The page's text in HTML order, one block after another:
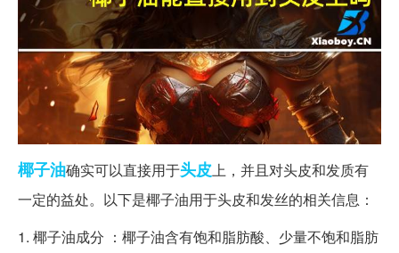
椰子油确实可以直接用于头皮上，并且对头皮和发质有
一定的益处。以下是椰子油用于头皮和发丝的相关信息：
1. 椰子油成分 ：椰子油含有饱和脂肪酸、少量不饱和脂肪